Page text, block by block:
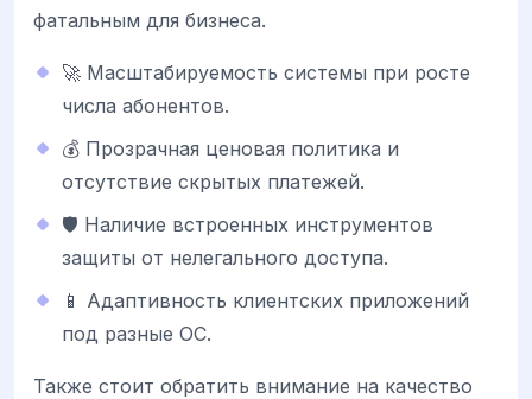
фатальным для бизнеса.
🚀 Масштабируемость системы при росте
числа абонентов.
💰 Прозрачная ценовая политика и
отсутствие скрытых платежей.
🛡️ Наличие встроенных инструментов
защиты от нелегального доступа.
📱 Адаптивность клиентских приложений
под разные ОС.
Также стоит обратить внимание на качество